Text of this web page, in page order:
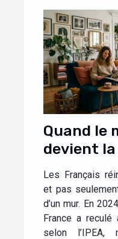
Quand le
devient
maîtresse
Les Français
et pas
d’un mur. En
France a reculé
selon